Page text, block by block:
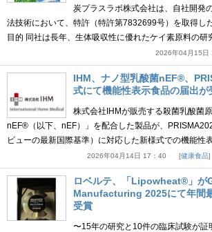
炭プラスラボ株式会社は、自社開発
法技術において、特許（特許第7832699号）を取得し
目的 同社は長年、生体吸収性に優れたケイ素原料の
2026年04月15日
IHM、ナノ型乳酸菌nEF®、
式にて機能性表示食品の届出が
株式会社IHMが販売する殺菌乳酸菌
nEF®（以下、nEF）」を配合した製品が、
ビューの最新国際基準）に対応した新様式での機能
2026年04月14日 17：40 健康食品
ロベルテ、「Lipowheat®」が
Manufacturing 2025にて年間
受賞
〜15年の研究と10件の臨床試験が証